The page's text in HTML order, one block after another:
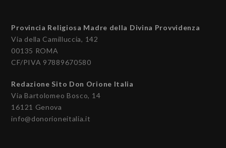
Provincia Religiosa Madre della Divina Provvidenza
Via della Camilluccia, 142
00135 ROMA
CF/PIVA 97889670580
Redazione Sito Don Orione Italia
Via Bartolomeo Bosco, 14
16121 Genova
info@donorioneitalia.it